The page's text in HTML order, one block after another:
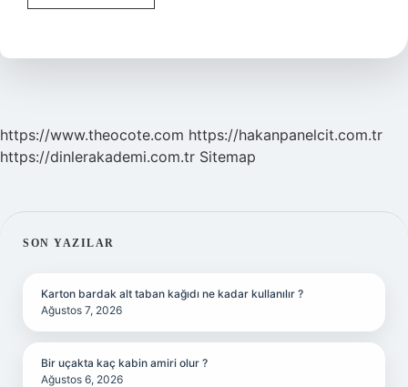
Tl
Nedir
https://www.theocote.com https://hakanpanelcit.com.tr
https://dinlerakademi.com.tr Sitemap
SIDEBAR
SON YAZILAR
Karton bardak alt taban kağıdı ne kadar kullanılır ?
Ağustos 7, 2026
Bir uçakta kaç kabin amiri olur ?
Ağustos 6, 2026